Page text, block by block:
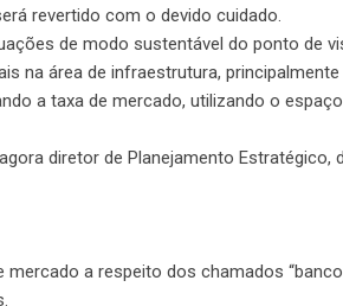
revertido com o devido cuidado.
de modo sustentável do ponto de
na área de infraestrutura,
a taxa de mercado, utilizando o
diretor de Planejamento Estratégico,
a respeito dos chamados